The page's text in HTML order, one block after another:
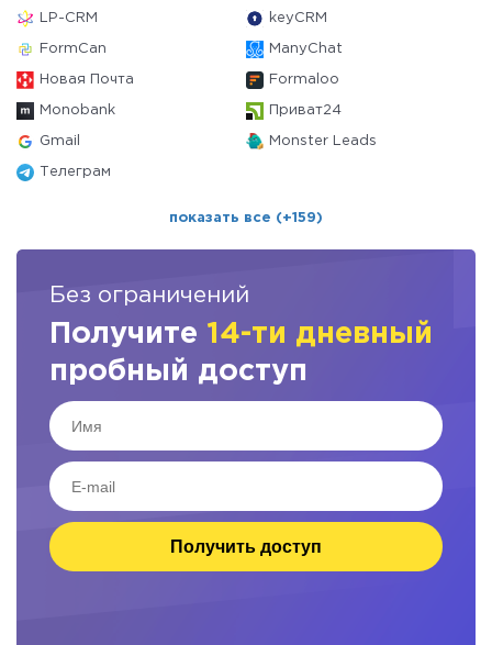
LP-CRM keyCRM
FormCan ManyChat
Новая Почта Formaloo
Monobank Приват24
Gmail Monster Leads
Телеграм
показать все (+159)
Без ограничений
Получите 14-ти дневный
пробный доступ
Получить доступ